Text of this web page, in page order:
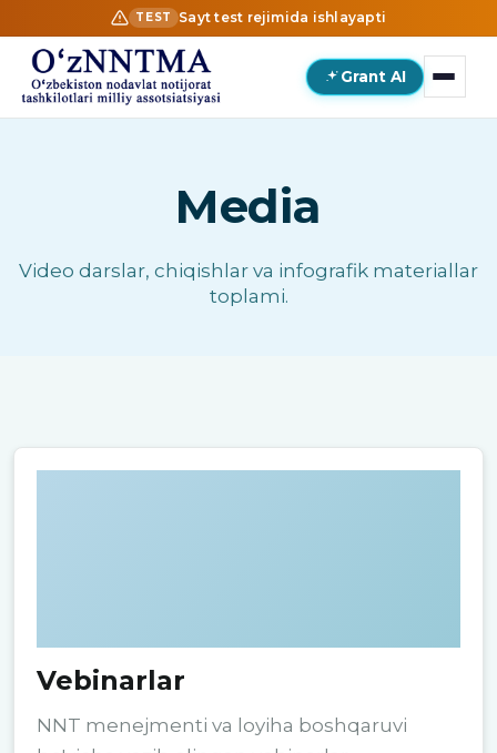
TEST Sayt test rejimida ishlayapti
Grant AI
Media
Video darslar, chiqishlar va infografik materiallar
toplami.
Media bo'limlari
Vebinarlar
NNT menejmenti va loyiha boshqaruvi